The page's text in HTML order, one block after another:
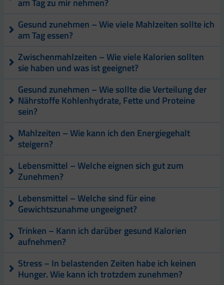
Gesund zunehmen – Wie viele Mahlzeiten sollte ich
am Tag essen?
Zwischenmahlzeiten – Wie viele Kalorien sollten
sie haben und was ist geeignet?
Gesund zunehmen – Wie sollte die Verteilung der
Nährstoffe Kohlenhydrate, Fette und Proteine
sein?
Mahlzeiten – Wie kann ich den Energiegehalt
steigern?
Lebensmittel – Welche eignen sich gut zum
Zunehmen?
Lebensmittel – Welche sind für eine
Gewichtszunahme ungeeignet?
Trinken – Kann ich darüber gesund Kalorien
aufnehmen?
Stress – In belastenden Zeiten habe ich keinen
Hunger. Wie kann ich trotzdem zunehmen?